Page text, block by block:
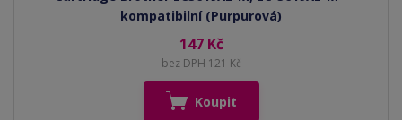
kompatibilní (Purpurová)
147 Kč
bez DPH 121 Kč
Koupit